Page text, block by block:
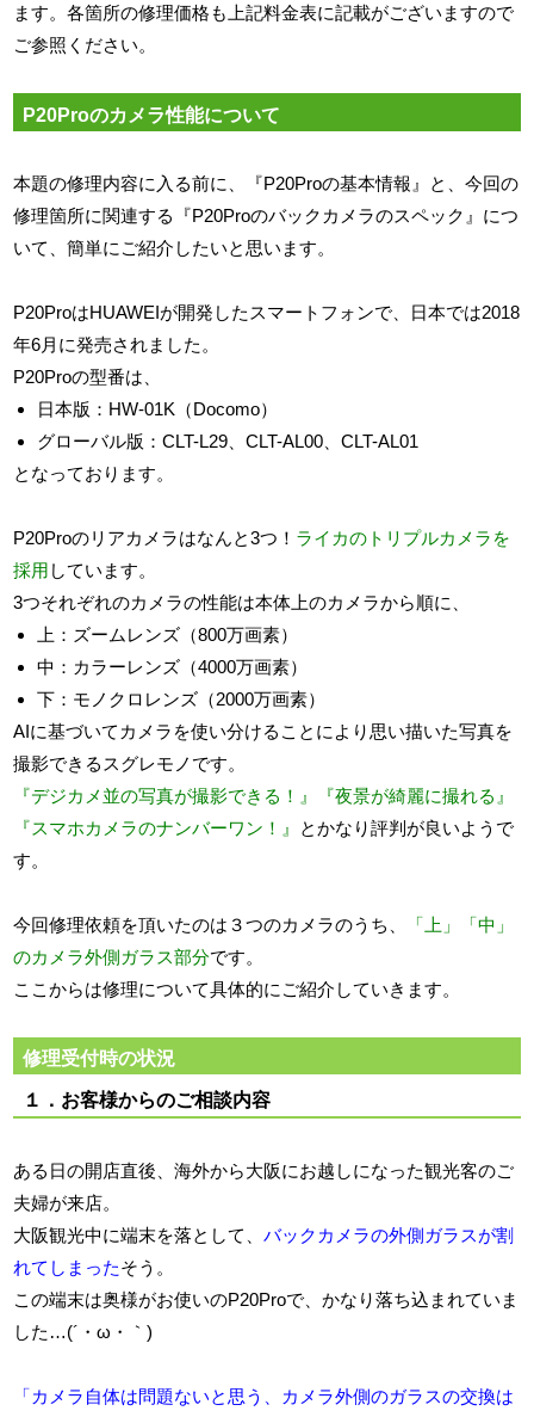
ます。各箇所の修理価格も上記料金表に記載がございますので
ご参照ください。
P20Proのカメラ性能について
本題の修理内容に入る前に、『P20Proの基本情報』と、今回の
修理箇所に関連する『P20Proのバックカメラのスペック』につ
いて、簡単にご紹介したいと思います。
P20ProはHUAWEIが開発したスマートフォンで、日本では2018
年6月に発売されました。
P20Proの型番は、
日本版：HW-01K（Docomo）
グローバル版：CLT-L29、CLT-AL00、CLT-AL01
となっております。
P20Proのリアカメラはなんと3つ！ ライカのトリプルカメラを
採用 しています。
3つそれぞれのカメラの性能は本体上のカメラから順に、
上：ズームレンズ（800万画素）
中：カラーレンズ（4000万画素）
下：モノクロレンズ（2000万画素）
AIに基づいてカメラを使い分けることにより思い描いた写真を
撮影できるスグレモノです。
『デジカメ並の写真が撮影できる！』『夜景が綺麗に撮れる』
『スマホカメラのナンバーワン！』
とかなり評判が良いようで
す。
今回修理依頼を頂いたのは３つのカメラのうち、
「上」「中」
のカメラ外側ガラス部分です。
ここからは修理について具体的にご紹介していきます。
修理受付時の状況
１．お客様からのご相談内容
ある日の開店直後、海外から大阪にお越しになった観光客のご
夫婦が来店。
大阪観光中に端末を落として、バックカメラの外側ガラスが割
れてしまったそう。
この端末は奥様がお使いのP20Proで、かなり落ち込まれていま
した…(´・ω・｀)
「カメラ自体は問題ないと思う、カメラ外側のガラスの交換は